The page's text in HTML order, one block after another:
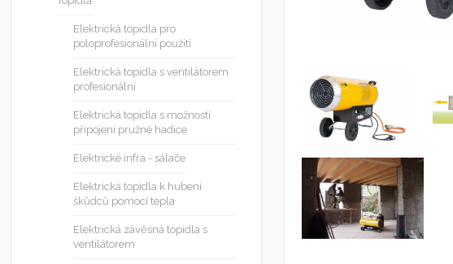
Elektrická topidla pro
poloprofesionální použití
Elektrická topidla s ventilátorem
profesionální
Elektrická topidla s možností
připojení pružné hadice
Elektrické infra - sálače
Elektrická topidla k hubení
škůdců pomocí tepla
Elektrická závěsná topidla s
ventilátorem